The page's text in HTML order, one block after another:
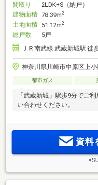
間取り
2LDK+S（納戸）
建物面積 78.39m2
土地面積 51.12m2
総戸数
5戸
ＪＲ南武線 武蔵新城駅 徒
神奈川県川崎市中原区上小
都市ガス
「武蔵新城」駅歩9分でご
い合わせください。
資料